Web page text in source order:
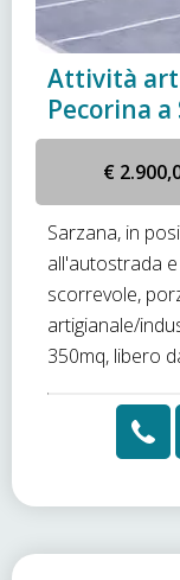
Attività
Pecorina a
€
Sarzana, in
all'autostrada
scorrevole,
artigianale/
350mq, libero